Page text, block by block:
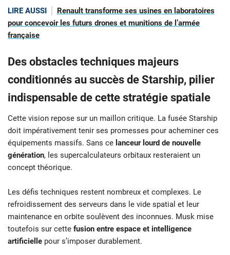
LIRE AUSSI
Renault transforme ses usines en laboratoires
pour concevoir les futurs drones et munitions de l’armée
française
Des obstacles techniques majeurs
conditionnés au succès de Starship, pilier
indispensable de cette stratégie spatiale
Cette vision repose sur un maillon critique. La fusée Starship
doit impérativement tenir ses promesses pour acheminer ces
équipements massifs. Sans ce lanceur lourd de nouvelle
génération, les supercalculateurs orbitaux resteraient un
concept théorique.
Les défis techniques restent nombreux et complexes. Le
refroidissement des serveurs dans le vide spatial et leur
maintenance en orbite soulèvent des inconnues. Musk mise
toutefois sur cette fusion entre espace et intelligence
artificielle pour s’imposer durablement.